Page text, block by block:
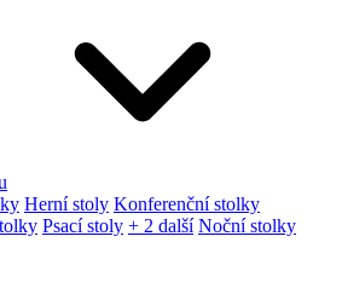
Herní stoly Konferenční stolky
Psací stoly + 2 další Noční stolky